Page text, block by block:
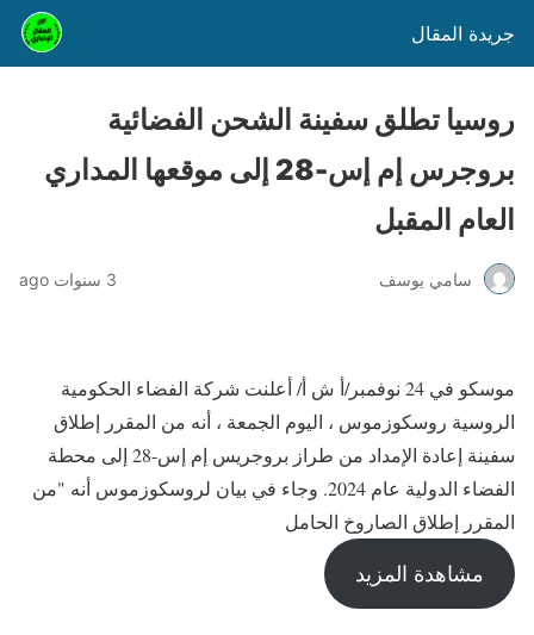
جريدة المقال
روسيا تطلق سفينة الشحن الفضائية
بروجرس إم إس-28 إلى موقعها المداري
العام المقبل
سامي يوسف 3 سنوات ago
موسكو في 24 نوفمبر/أ ش أ/ أعلنت شركة الفضاء الحكومية
الروسية روسكوزموس ، اليوم الجمعة ، أنه من المقرر إطلاق
سفينة إعادة الإمداد من طراز بروجريس إم إس-28 إلى محطة
الفضاء الدولية عام 2024. وجاء في بيان لروسكوزموس أنه "من
المقرر إطلاق الصاروخ الحامل
مشاهدة المزيد